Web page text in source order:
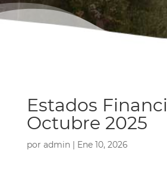
Estados
Octubre 2025
por admin| Ene 10, 2026